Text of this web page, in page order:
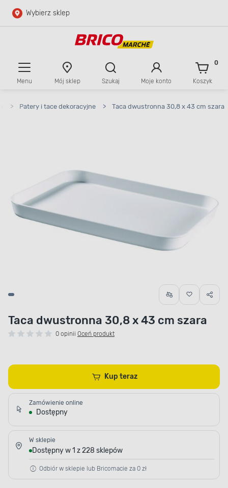
Przejdź do głównej zawartości
Wybierz sklep
Menu Mój sklep Szukaj Moje konto Koszyk
0
> Patery i tace dekoracyjne > Taca dwustronna 30,8 x 43 cm szara
Taca dwustronna 30,8 x 43 cm szara
0 opinii Oceń produkt
Kup teraz
Zamówienie online
Dostępny
W sklepie
Dostępny w 1 z 228 sklepów
Odbiór w sklepie lub Bricomacie za 0 zł